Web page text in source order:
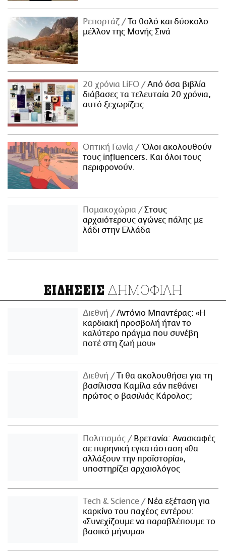
Ρεπορτάζ
Το θολό και δύσκολο
μέλλον της Μονής Σινά
20 χρόνια LiFO
Από όσα βιβλία
διάβασες τα τελευταία 20 χρόνια,
αυτό ξεχωρίζεις
Οπτική Γωνία
Όλοι ακολουθούν
τους influencers. Και όλοι τους
περιφρονούν.
Πομακοχώρια
Στους
αρχαιότερους αγώνες πάλης με
λάδι στην Ελλάδα
ΕΙΔΗΣΕΙΣ ΔΗΜΟΦΙΛΗ
Διεθνή
Αντόνιο Μπαντέρας: «Η
καρδιακή προσβολή ήταν το
καλύτερο πράγμα που συνέβη
ποτέ στη ζωή μου»
Διεθνή
Τι θα ακολουθήσει για τη
βασίλισσα Καμίλα εάν πεθάνει
πρώτος ο βασιλιάς Κάρολος;
Πολιτισμός
Βρετανία: Ανασκαφές
σε πυρηνική εγκατάσταση «θα
αλλάξουν την προϊστορία»,
υποστηρίζει αρχαιολόγος
Τech & Science
Νέα εξέταση για
καρκίνο του παχέος εντέρου:
«Συνεχίζουμε να παραβλέπουμε το
βασικό μήνυμα»